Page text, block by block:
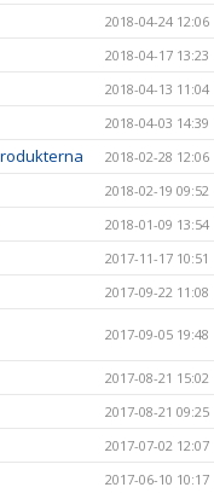
2018-04-24 12:06
2018-04-17 13:23
2018-04-13 11:04
2018-04-03 14:39
2018-02-28 12:06
2018-02-19 09:52
2018-01-09 13:54
2017-11-17 10:51
2017-09-22 11:08
2017-09-05 19:48
2017-08-21 15:02
2017-08-21 09:25
2017-07-02 12:07
2017-06-10 10:17